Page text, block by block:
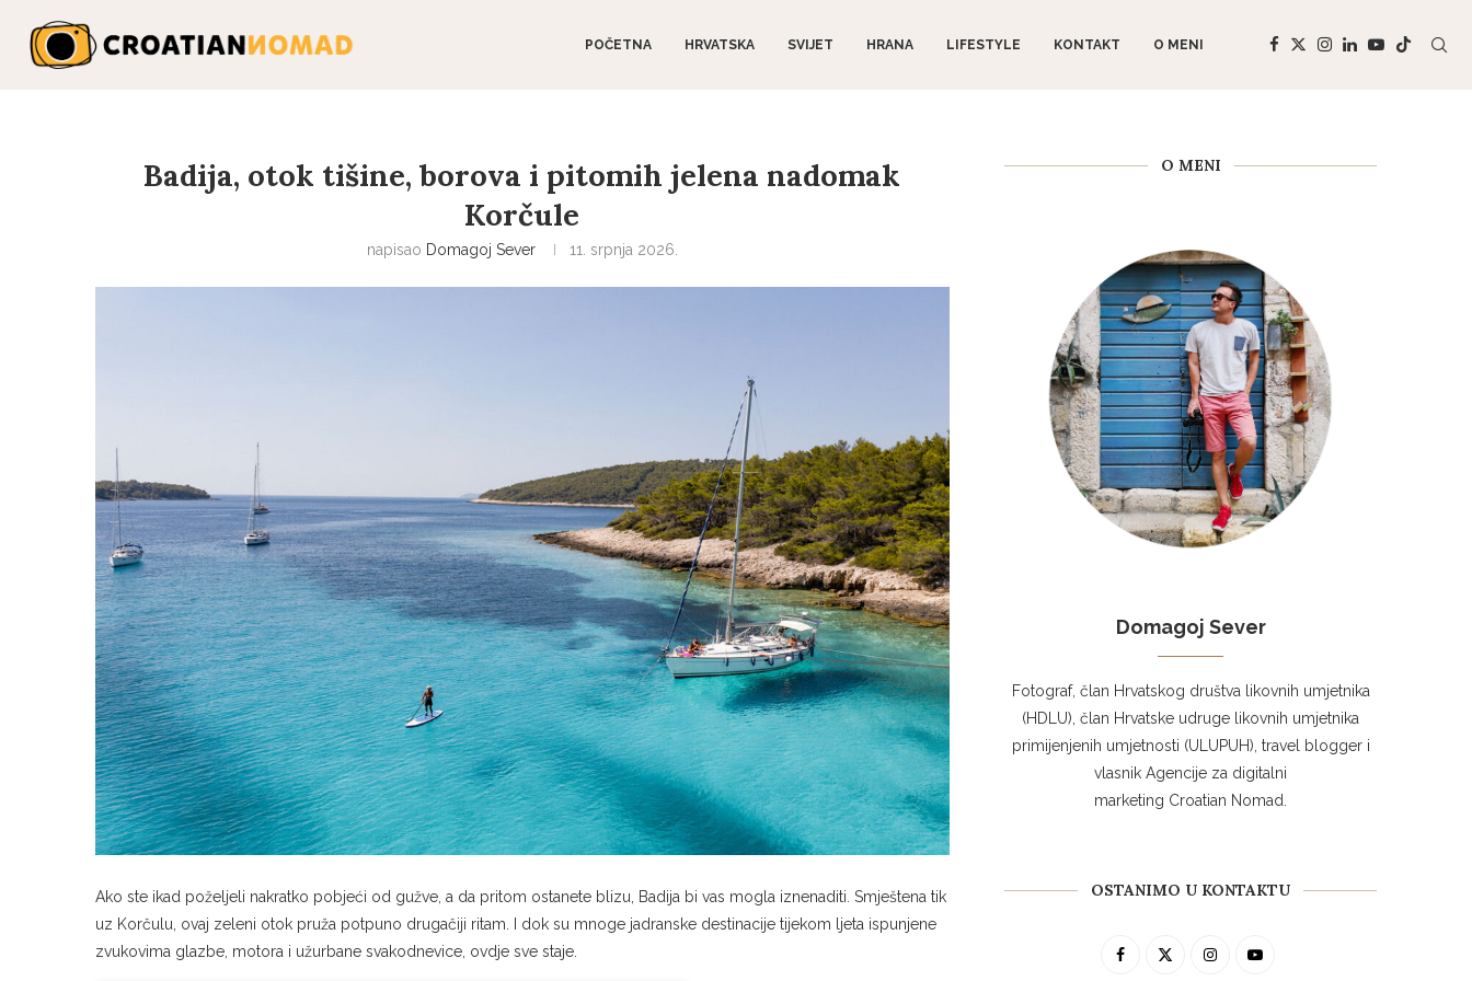
POČETNA HRVATSKA SVIJET HRANA LIFESTYLE KONTAKT O MENI
Badija, otok tišine, borova i pitomih jelena nadomak
Korčule
napisao Domagoj Sever 11. srpnja 2026.
Ako ste ikad poželjeli nakratko pobjeći od gužve, a da pritom ostanete blizu, Badija bi vas mogla iznenaditi. Smještena tik
uz Korčulu, ovaj zeleni otok pruža potpuno drugačiji ritam. I dok su mnoge jadranske destinacije tijekom ljeta ispunjene
zvukovima glazbe, motora i užurbane svakodnevice, ovdje sve staje.
O MENI
Domagoj Sever
Fotograf, član Hrvatskog društva likovnih umjetnika
(HDLU), član Hrvatske udruge likovnih umjetnika
primijenjenih umjetnosti (ULUPUH), travel blogger i
vlasnik Agencije za digitalni
marketing Croatian Nomad.
OSTANIMO U KONTAKTU